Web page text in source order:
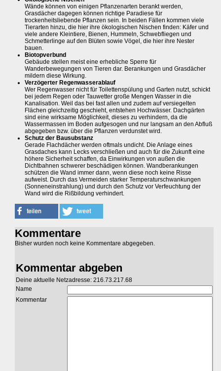
Wände können von einigen Pflanzenarten berankt werden,
Grasdächer dagegen können richtige Paradiese für
trockenheitsliebende Pflanzen sein. In beiden Fällen kommen viele
Tierarten hinzu, die hier ihre ökologischen Nischen finden: Käfer und
viele andere Kleintiere, Bienen, Hummeln, Schwebfliegen und
Schmetterlinge auf den Blüten sowie Vögel, die hier ihre Nester
bauen.
Biotopverbund
Gebäude stellen meist eine erhebliche Sperre für
Wanderbewegungen von Tieren dar. Berankungen und Grasdächer
mildern diese Wirkung.
Verzögerter Regenwasserablauf
Wer Regenwasser nicht für Toilettenspülung und Garten nutzt, schickt
bei jedem Regen oder Tauwetter große Mengen Wasser in die
Kanalisation. Weil das bei fast allen und zudem auf versiegelten
Flächen gleichzeitig geschieht, entstehen Hochwässer. Dachgärten
sind eine wirksame Möglichkeit, dieses zu verhindern, da die
Wassermassen im Boden aufgesogen und nur langsam an den Abfluß
abgegeben bzw. über die Pflanzen verdunstet wird.
Schutz der Bausubstanz
Gerade Flachdächer werden oftmals undicht. Die Anlage eines
Grasdaches kann Lecks verschließen und auch für die Zukunft eine
höhere Sicherheit schaffen, da Einwirkungen von außen die
Dichtbahnen schwerer beschädigen können. Wandberankungen
schützen die Wand immer dann, wenn diese noch keine Risse
aufweist. Durch das Vermeiden starker Temperaturschwankungen
(Sonneneinstrahlung) und durch den Schutz vor Verfeuchtung der
Wand wird die Rißbildung verhindert.
Kommentare
Bisher wurden noch keine Kommentare abgegeben.
Kommentar abgeben
Deine aktuelle Netzadresse: 216.73.217.68
Name
Kommentar